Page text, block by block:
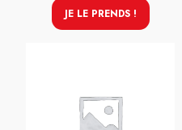
JE LE PRENDS !